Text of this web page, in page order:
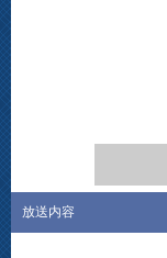
放送内容